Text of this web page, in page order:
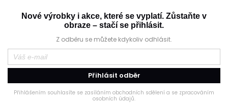
759Nové výrobky i akce, které se vyplatí. Zůstaňte v
obraze – stačí se přihlásit.
Z odběru se můžete kdykoliv odhlásit.
Přihlásit odběr
Přihlášením souhlasíte se zasíláním obchodních sdělení a se zpracováním
osobních údajů.